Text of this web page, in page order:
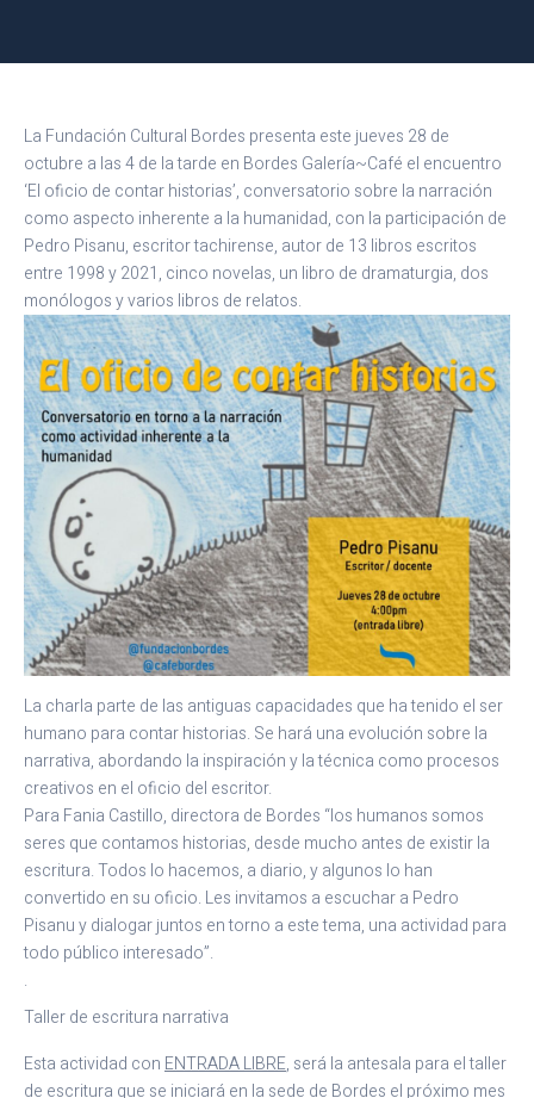
La Fundación Cultural Bordes presenta este jueves 28 de
octubre a las 4 de la tarde en Bordes Galería~Café el encuentro
‘El oficio de contar historias’, conversatorio sobre la narración
como aspecto inherente a la humanidad, con la participación de
Pedro Pisanu, escritor tachirense, autor de 13 libros escritos
entre 1998 y 2021, cinco novelas, un libro de dramaturgia, dos
monólogos y varios libros de relatos.
La charla parte de las antiguas capacidades que ha tenido el ser
humano para contar historias. Se hará una evolución sobre la
narrativa, abordando la inspiración y la técnica como procesos
creativos en el oficio del escritor.
Para Fania Castillo, directora de Bordes “los humanos somos
seres que contamos historias, desde mucho antes de existir la
escritura. Todos lo hacemos, a diario, y algunos lo han
convertido en su oficio. Les invitamos a escuchar a Pedro
Pisanu y dialogar juntos en torno a este tema, una actividad para
todo público interesado”.
.
Taller de escritura narrativa
Esta actividad con ENTRADA LIBRE, será la antesala para el taller
de escritura que se iniciará en la sede de Bordes el próximo mes